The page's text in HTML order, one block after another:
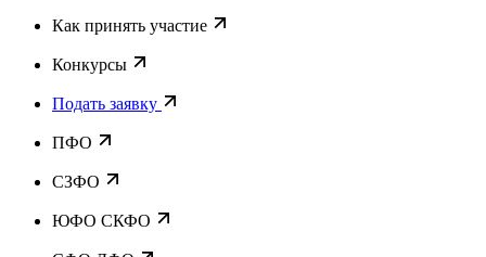
Как принять участие
Конкурсы
Подать заявку
ПФО
СЗФО
ЮФО СКФО